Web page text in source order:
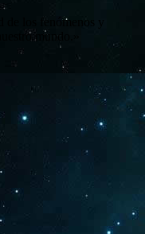
los fenómenos y
mundo.»